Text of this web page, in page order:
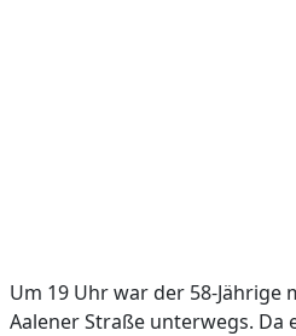
Um 19 Uhr war der 58-Jährige
Aalener Straße unterwegs. Da